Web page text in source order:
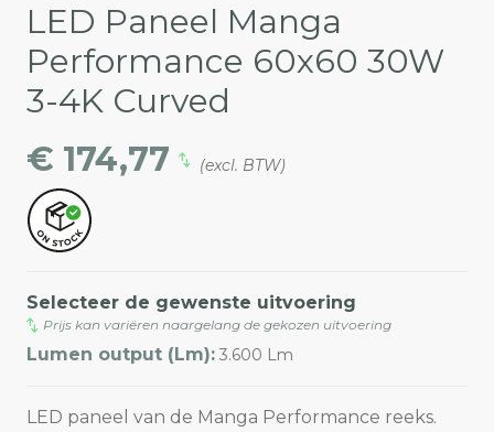
LED Paneel Manga
Performance 60x60 30W
3-4K Curved
€ 174,77
(excl. BTW)
Selecteer de gewenste uitvoering
Prijs kan variëren naargelang de gekozen uitvoering
Lumen output (Lm): 3.600 Lm
LED paneel van de Manga Performance reeks.